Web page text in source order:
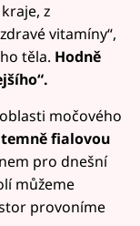
z
vitamíny“,
těla. Hodně
močového
fialovou
pro dnešní
můžeme
provoníme